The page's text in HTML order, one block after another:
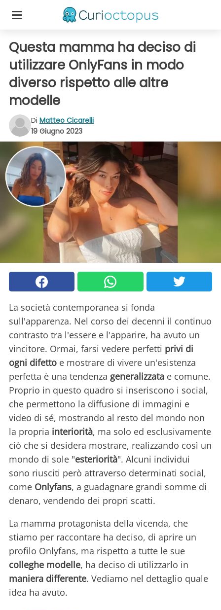
Questa mamma ha deciso di
utilizzare OnlyFans in modo
diverso rispetto alle altre
modelle
Di Matteo Cicarelli
19 Giugno 2023
La società contemporanea si fonda
sull'apparenza. Nel corso dei decenni il continuo
contrasto tra l'essere e l'apparire, ha avuto un
vincitore. Ormai, farsi vedere perfetti privi di
ogni difetto e mostrare di vivere un'esistenza
perfetta è una tendenza generalizzata e comune.
Proprio in questo quadro si inseriscono i social,
che permettono la diffusione di immagini e
video di sé, mostrando al resto del mondo non
la propria interiorità, ma solo ed esclusivamente
ciò che si desidera mostrare, realizzando così un
mondo di sole "esteriorità". Alcuni individui
sono riusciti però attraverso determinati social,
come Onlyfans, a guadagnare grandi somme di
denaro, vendendo dei propri scatti.
La mamma protagonista della vicenda, che
stiamo per raccontare ha deciso, di aprire un
profilo Onlyfans, ma rispetto a tutte le sue
colleghe modelle, ha deciso di utilizzarlo in
maniera differente. Vediamo nel dettaglio quale
idea ha avuto.